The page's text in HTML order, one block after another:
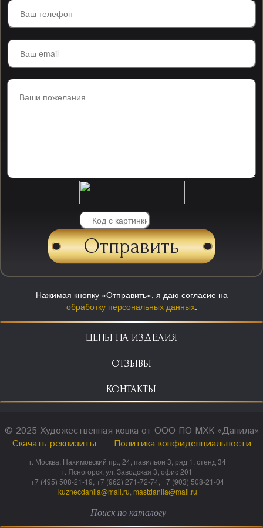
Нажимая кнопку «Отправить», я даю согласие на
обработку персональных данных.
ЦЕНЫ НА ИЗДЕЛИЯ
ОТЗЫВЫ
КОНТАКТЫ
© 2025 Художественная ковка от ООО ПО МХК «Данила»
Скачать реквизиты
Политика конфиденциальности
г. Москва, Нахимовский пр., 24, павильон 3, ряд 1, стенд 34
г. Ясногорск, ул. Заводская 3, офис 201
+7 (495) 508-21-19, +7 (962) 271-72-74, +7 (903) 508-21-04
kuznecdanila@mail.ru mastdanila@mail.ru